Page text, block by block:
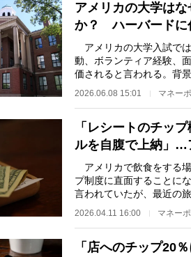
アメリカの大学は
か？ ハーバードに
アメリカの大学入試で
動、ボランティア経験、
価されると言われる。背
2026.06.08 15:01 マネー
「レシートのチッ
ルを自腹で上納」…
アメリカで飲食をする
プ制度に直面することに
言われていたが、最近の
2026.04.11 16:00 マネー
「店へのチップ20